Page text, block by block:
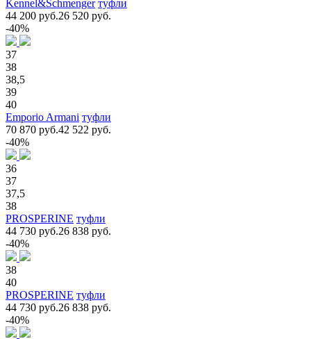
Kennel&Schmenger туфли
44 200 руб.26 520 руб.
-40%
37
38
38,5
39
40
Emporio Armani туфли
70 870 руб.42 522 руб.
-40%
36
37
37,5
38
PROSPERINE туфли
44 730 руб.26 838 руб.
-40%
38
40
PROSPERINE туфли
44 730 руб.26 838 руб.
-40%